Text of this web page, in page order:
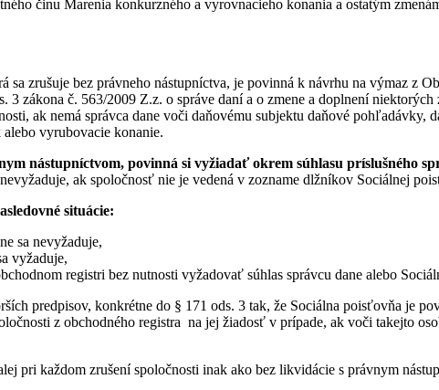
činu Marenia konkurzného a vyrovnacieho konania a ostatým
zrušuje bez právneho nástupníctva, je povinná k návrhu na výmaz z
zákona č. 563/2009 Z.z. o správe daní a o zmene a doplnení
ak nemá správca dane voči daňovému subjektu daňové pohľadávky,
vyrubovacie konanie.
nástupníctvom, povinná si vyžiadať okrem súhlasu príslušného
ak spoločnosť nie je vedená v zozname dlžníkov Sociálnej
situácie:
sa nevyžaduje,
vyžaduje,
registri bez nutnosti vyžadovať súhlas správcu dane alebo
predpisov, konkrétne do § 171 ods. 3 tak, že Sociálna poisťovňa je
z obchodného registra na jej žiadosť v prípade, ak voči takejto
pri každom zrušení spoločnosti inak ako bez likvidácie s právnym